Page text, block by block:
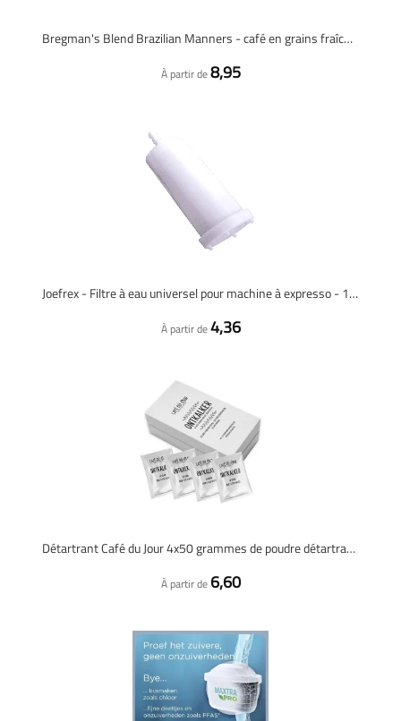
Bregman's Blend Brazilian Manners - café en grains fraîchement torréfié
À partir de8,95
Joefrex - Filtre à eau universel pour machine à expresso - 1 pièce
À partir de4,36
Détartrant Café du Jour 4x50 grammes de poudre détartrante
À partir de 6,60